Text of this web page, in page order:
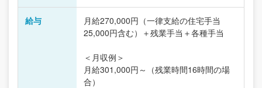
給与
月給270,000円（一律支給の住宅手当
25,000円含む）＋残業手当＋各種手当
＜月収例＞
月給301,000円～（残業時間16時間の場
合）